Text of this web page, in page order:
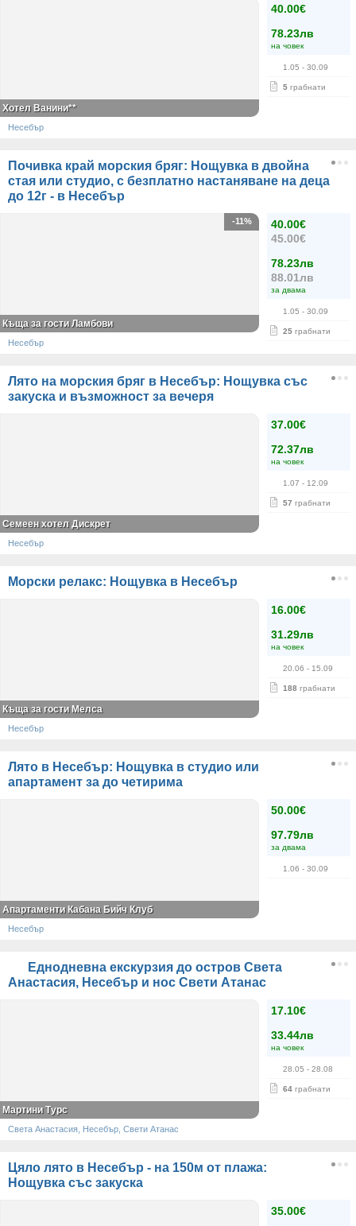
40.00€
78.23лв
на човек
1.05 - 30.09
5 грабнати
Хотел Ванини**
Несебър
Почивка край морския бряг: Нощувка в двойна
стая или студио, с безплатно настаняване на деца
до 12г - в Несебър
40.00€
45.00€
78.23лв
88.01лв
за двама
1.05 - 30.09
25 грабнати
-11%
Къща за гости Ламбови
Несебър
Лято на морския бряг в Несебър: Нощувка със
закуска и възможност за вечеря
37.00€
72.37лв
на човек
1.07 - 12.09
57 грабнати
Семеен хотел Дискрет
Несебър
Морски релакс: Нощувка в Несебър
16.00€
31.29лв
на човек
20.06 - 15.09
188 грабнати
Къща за гости Мелса
Несебър
Лято в Несебър: Нощувка в студио или
апартамент за до четирима
50.00€
97.79лв
за двама
1.06 - 30.09
Апартаменти Кабана Бийч Клуб
Несебър
Еднодневна екскурзия до остров Света
Анастасия, Несебър и нос Свети Атанас
17.10€
33.44лв
на човек
28.05 - 28.08
64 грабнати
Мартини Турс
Света Анастасия, Несебър, Свети Атанас
Цяло лято в Несебър - на 150м от плажа:
Нощувка със закуска
35.00€